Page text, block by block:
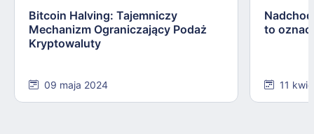
Bitcoin Halving: Tajemniczy
Mechanizm Ograniczający Podaż
Kryptowaluty
09 maja 2024
to
11